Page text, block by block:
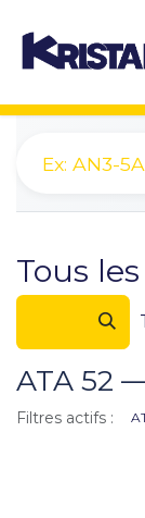
Tous
ATA 52
Filtres actifs :